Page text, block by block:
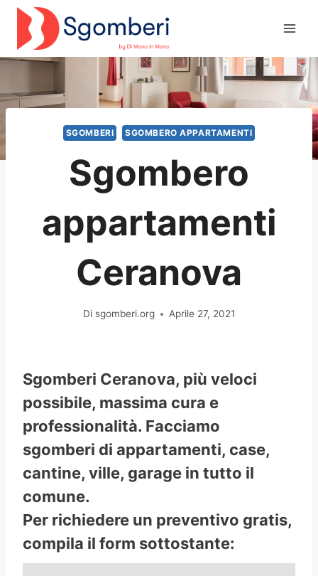
Salta
contenuto
SGOMBERI SGOMBERO APPARTAMENTI
Sgombero
appartamenti
Ceranova
Di sgomberi.org Aprile 27, 2021
Sgomberi Ceranova, più veloci
possibile, massima cura e
professionalità. Facciamo
sgomberi di appartamenti, case,
cantine, ville, garage in tutto il
comune.
Per richiedere un preventivo gratis,
compila il form sottostante: